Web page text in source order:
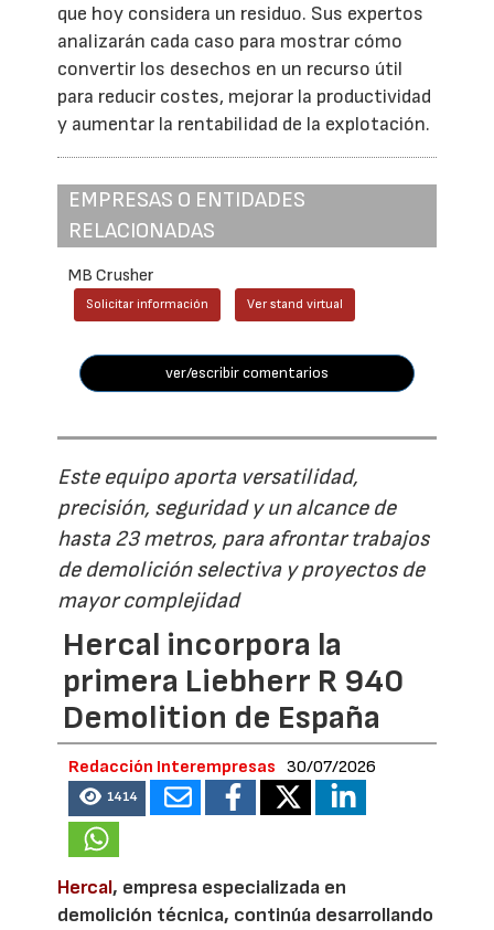
que hoy considera un residuo. Sus expertos
analizarán cada caso para mostrar cómo
convertir los desechos en un recurso útil
para reducir costes, mejorar la productividad
y aumentar la rentabilidad de la explotación.
EMPRESAS O ENTIDADES
RELACIONADAS
MB Crusher
Solicitar información Ver stand virtual
ver/escribir comentarios
Este equipo aporta versatilidad,
precisión, seguridad y un alcance de
hasta 23 metros, para afrontar trabajos
de demolición selectiva y proyectos de
mayor complejidad
Hercal incorpora la
primera Liebherr R 940
Demolition de España
Redacción Interempresas 30/07/2026
1414
Hercal, empresa especializada en
demolición técnica, continúa desarrollando